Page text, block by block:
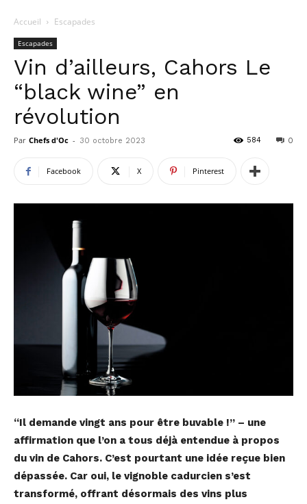
Accueil Escapades
Escapades
Vin d’ailleurs, Cahors Le
“black wine” en
révolution
Par Chefs d'Oc - 30 octobre 2023 0
584
Facebook X Pinterest
“Il demande vingt ans pour être buvable !” – une
affirmation que l’on a tous déjà entendue à propos
du vin de Cahors. C’est pourtant une idée reçue bien
dépassée. Car oui, le vignoble cadurcien s’est
transformé, offrant désormais des vins plus